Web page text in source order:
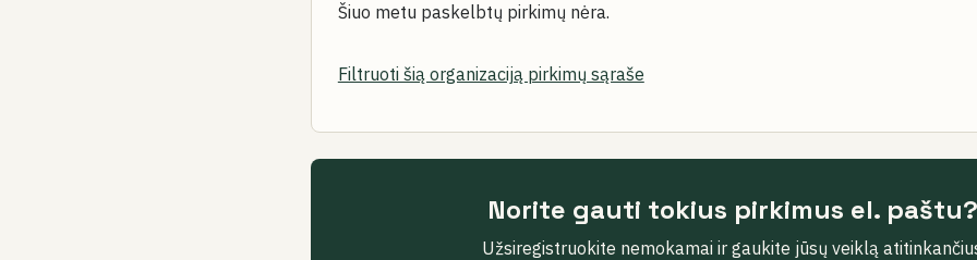
Šiuo metu paskelbtų pirkimų nėra.
Filtruoti šią organizaciją pirkimų sąraše
Norite gauti tokius pirkimus el. paštu?
Užsiregistruokite nemokamai ir gaukite jūsų veiklą